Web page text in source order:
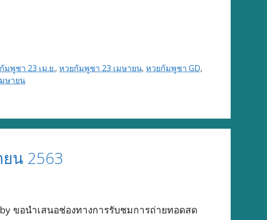
มพูชา 23 เม.ย., หวยกัมพูชา 23 เมษายน, หวยกัมพูชา GD,
ษายน
น 2563
ขอนำเสนอช่องทางการรับชมการถ่ายทอดสด